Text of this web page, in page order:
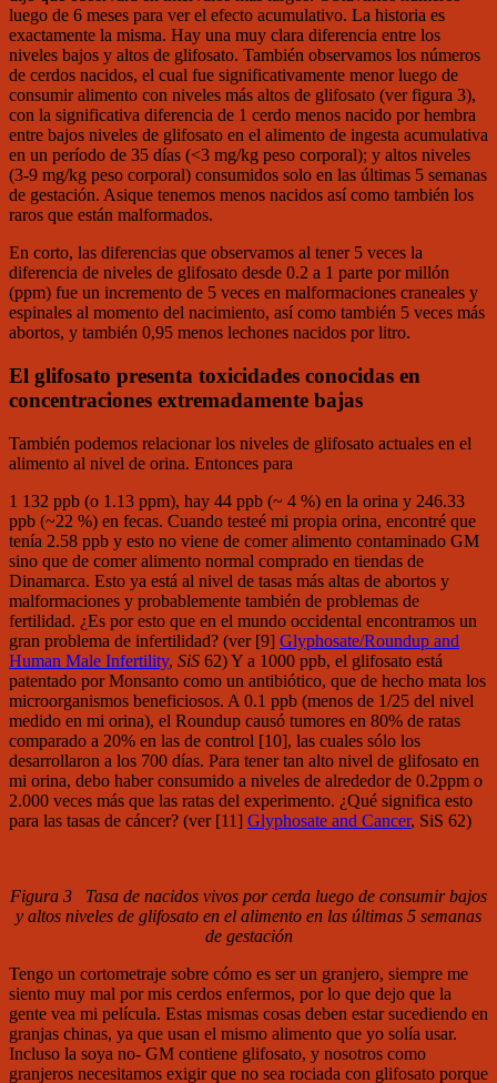
luego de 6 meses para ver el efecto acumulativo. La historia es
exactamente la misma. Hay una muy clara diferencia entre los
niveles bajos y altos de glifosato. También observamos los números
de cerdos nacidos, el cual fue significativamente menor luego de
consumir alimento con niveles más altos de glifosato (ver figura 3),
con la significativa diferencia de 1 cerdo menos nacido por hembra
entre bajos niveles de glifosato en el alimento de ingesta acumulativa
en un período de 35 días (<3 mg/kg peso corporal); y altos niveles
(3-9 mg/kg peso corporal) consumidos solo en las últimas 5 semanas
de gestación. Asique tenemos menos nacidos así como también los
raros que están malformados.
En corto, las diferencias que observamos al tener 5 veces la
diferencia de niveles de glifosato desde 0.2 a 1 parte por millón
(ppm) fue un incremento de 5 veces en malformaciones craneales y
espinales al momento del nacimiento, así como también 5 veces más
abortos, y también 0,95 menos lechones nacidos por litro.
El glifosato presenta toxicidades conocidas en
concentraciones extremadamente bajas
También podemos relacionar los niveles de glifosato actuales en el
alimento al nivel de orina. Entonces para
1 132 ppb (o 1.13 ppm), hay 44 ppb (~ 4 %) en la orina y 246.33
ppb (~22 %) en fecas. Cuando testeé mi propia orina, encontré que
tenía 2.58 ppb y esto no viene de comer alimento contaminado GM
sino que de comer alimento normal comprado en tiendas de
Dinamarca. Esto ya está al nivel de tasas más altas de abortos y
malformaciones y probablemente también de problemas de
fertilidad. ¿Es por esto que en el mundo occidental encontramos un
gran problema de infertilidad? (ver [9] Glyphosate/Roundup and
Human Male Infertility, SiS 62) Y a 1000 ppb, el glifosato está
patentado por Monsanto como un antibiótico, que de hecho mata los
microorganismos beneficiosos. A 0.1 ppb (menos de 1/25 del nivel
medido en mi orina), el Roundup causó tumores en 80% de ratas
comparado a 20% en las de control [10], las cuales sólo los
desarrollaron a los 700 días. Para tener tan alto nivel de glifosato en
mi orina, debo haber consumido a niveles de alrededor de 0.2ppm o
2.000 veces más que las ratas del experimento. ¿Qué significa esto
para las tasas de cáncer? (ver [11] Glyphosate and Cancer, SiS 62)
Figura 3 Tasa de nacidos vivos por cerda luego de consumir bajos
y altos niveles de glifosato en el alimento en las últimas 5 semanas
de gestación
Tengo un cortometraje sobre cómo es ser un granjero, siempre me
siento muy mal por mis cerdos enfermos, por lo que dejo que la
gente vea mi película. Estas mismas cosas deben estar sucediendo en
granjas chinas, ya que usan el mismo alimento que yo solía usar.
Incluso la soya no- GM contiene glifosato, y nosotros como
granjeros necesitamos exigir que no sea rociada con glifosato porque